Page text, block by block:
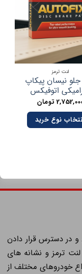
لنت ترمز
نیسان پیکاپ
اتوفیکس
تومان
نوع خرید
دسترس قرار دادن
ترمز و نشانه های
خودروهای مختلف از